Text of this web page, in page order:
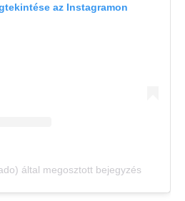
az Instagramon
által megosztott bejegyzés